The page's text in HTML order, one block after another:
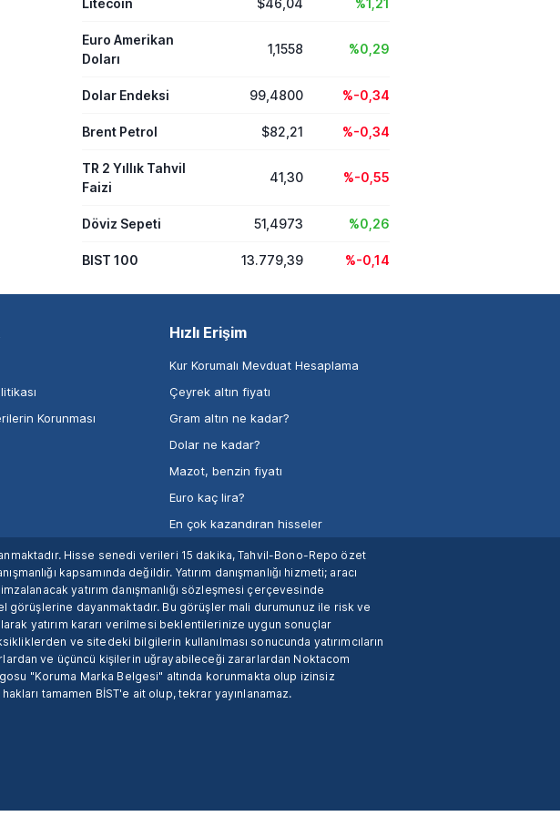
Euro Amerikan
Doları
1,1558 %0,29
Dolar Endeksi 99,4800 %-0,34
Brent Petrol $82,21 %-0,34
TR 2 Yıllık Tahvil
Faizi
41,30 %-0,55
Döviz Sepeti 51,4973 %0,26
BIST 100 13.779,39 %-0,14
Korunması
Hızlı Erişim
Kur Korumalı Mevduat Hesaplama
Çeyrek altın fiyatı
Gram altın ne kadar?
Dolar ne kadar?
Mazot, benzin fiyatı
Euro kaç lira?
En çok kazandıran hisseler
Hisse senedi verileri 15 dakika, Tahvil-Bono-Repo özet
kapsamında değildir. Yatırım danışmanlığı hizmeti; aracı
yatırım danışmanlığı sözleşmesi çerçevesinde
görüşlerine dayanmaktadır. Bu görüşler mali durumunuz ile risk ve
yatırım kararı verilmesi beklentilerinize uygun sonuçlar
ve sitedeki bilgilerin kullanılması sonucunda yatırımcıların
ve üçüncü kişilerin uğrayabileceği zararlardan Noktacom
"Koruma Marka Belgesi" altında korunmakta olup izinsiz
tamamen BİST'e ait olup, tekrar yayınlanamaz.